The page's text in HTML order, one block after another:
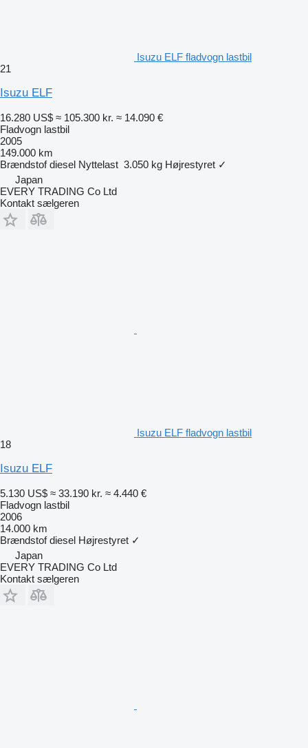
Isuzu ELF fladvogn lastbil
21
Isuzu ELF
16.280 US$ ≈ 105.300 kr. ≈ 14.090 €
Fladvogn lastbil
2005
149.000 km
Brændstof diesel Nyttelast 3.050 kg Højrestyret ✓
Japan
EVERY TRADING Co Ltd
Kontakt sælgeren
Isuzu ELF fladvogn lastbil
18
Isuzu ELF
5.130 US$ ≈ 33.190 kr. ≈ 4.440 €
Fladvogn lastbil
2006
14.000 km
Brændstof diesel Højrestyret ✓
Japan
EVERY TRADING Co Ltd
Kontakt sælgeren